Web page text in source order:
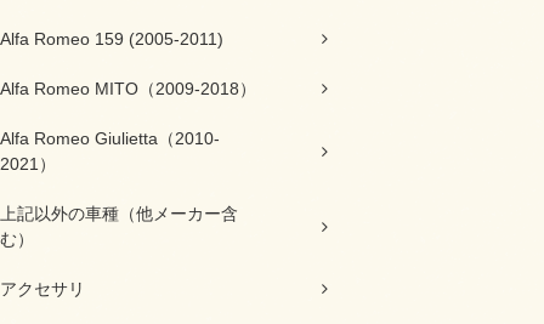
Alfa Romeo 159 (2005-2011)
Alfa Romeo MITO（2009-2018）
Alfa Romeo Giulietta（2010-
2021）
上記以外の車種（他メーカー含
む）
アクセサリ